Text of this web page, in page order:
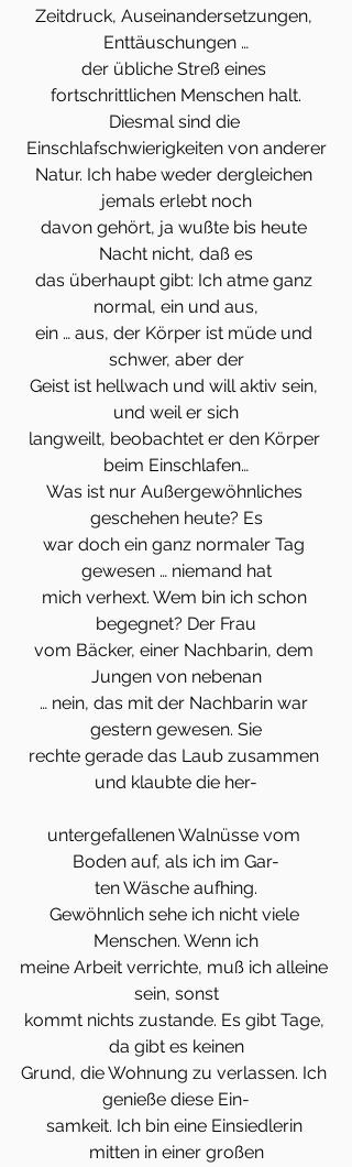
Zeitdruck, Auseinandersetzungen,
Enttäuschungen …
der übliche Streß eines
fortschrittlichen Menschen halt.
Diesmal sind die
Einschlafschwierigkeiten von anderer
Natur. Ich habe weder dergleichen
jemals erlebt noch
davon gehört, ja wußte bis heute
Nacht nicht, daß es
das überhaupt gibt: Ich atme ganz
normal, ein und aus,
ein … aus, der Körper ist müde und
schwer, aber der
Geist ist hellwach und will aktiv sein,
und weil er sich
langweilt, beobachtet er den Körper
beim Einschlafen…
Was ist nur Außergewöhnliches
geschehen heute? Es
war doch ein ganz normaler Tag
gewesen … niemand hat
mich verhext. Wem bin ich schon
begegnet? Der Frau
vom Bäcker, einer Nachbarin, dem
Jungen von nebenan
… nein, das mit der Nachbarin war
gestern gewesen. Sie
rechte gerade das Laub zusammen
und klaubte die her-
untergefallenen Walnüsse vom
Boden auf, als ich im Gar-
ten Wäsche aufhing.
Gewöhnlich sehe ich nicht viele
Menschen. Wenn ich
meine Arbeit verrichte, muß ich alleine
sein, sonst
kommt nichts zustande. Es gibt Tage,
da gibt es keinen
Grund, die Wohnung zu verlassen. Ich
genieße diese Ein-
samkeit. Ich bin eine Einsiedlerin
mitten in einer großen